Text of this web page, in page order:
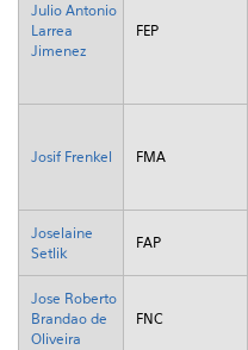
Julio Antonio
Larrea
Jimenez
FEP
Josif Frenkel FMA
Joselaine
Setlik
FAP
Jose Roberto
Brandao de
Oliveira
FNC